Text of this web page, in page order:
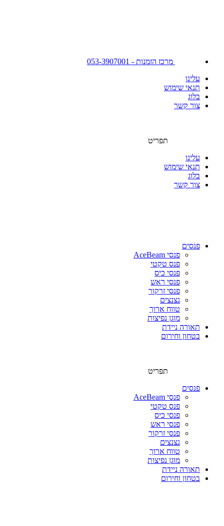
מרכז הזמנות - 053-3907001
עלינו
תנאי שימוש
בלוג
צור קשר
תפריט
עלינו
תנאי שימוש
בלוג
צור קשר
פנסים
פנסי AceBeam
פנס טקטי
פנסי כיס
פנסי ראש
פנסי זרקור
נצנצים
טווח ארוך
מוגן נפיצות
תאורה ניידת
בטחון וחירום
תפריט
פנסים
פנסי AceBeam
פנס טקטי
פנסי כיס
פנסי ראש
פנסי זרקור
נצנצים
טווח ארוך
מוגן נפיצות
תאורה ניידת
בטחון וחירום